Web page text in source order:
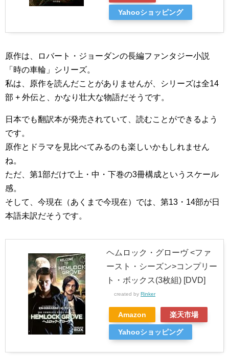
Yahooショッピング
原作は、ロバート・ジョーダンの長編ファンタジー小説
「時の車輪」シリーズ。
私は、原作を読んだことがありませんが、シリーズは全14
部 + 外伝と、かなり壮大な物語だそうです。
日本でも翻訳本が発売されていて、読むことができるよう
です。
原作とドラマを見比べてみるのも楽しいかもしれません
ね。
ただ、第1部だけで上・中・下巻の3冊構成というスケール
感。
そして、今現在（あくまで今現在）では、第13・14部が日
本語未訳だそうです。
ヘムロック・グローヴ <ファ
ースト・シーズン>コンプリー
ト・ボックス(3枚組) [DVD]
created by Rinker
Amazon 楽天市場
Yahooショッピング